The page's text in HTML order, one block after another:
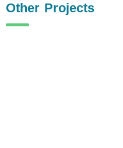
Other Projects